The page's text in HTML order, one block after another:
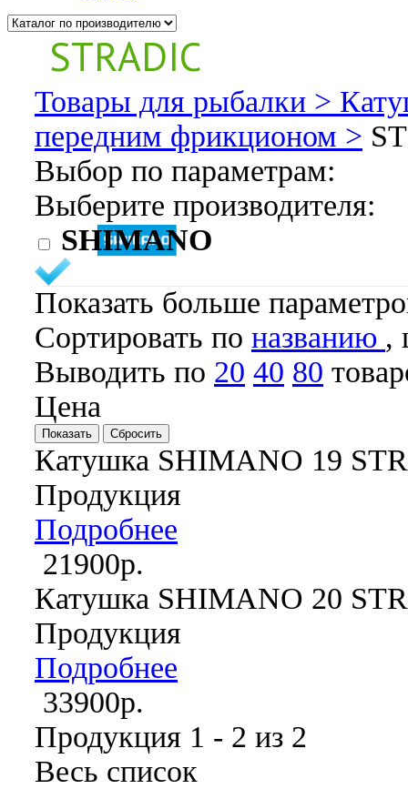
STRADIC
Товары для рыбалки >
передним фрикционом >
Выбор по параметрам:
Выберите производителя:
SHIMANO
Показать больше
Cортировать по названию ,
Выводить по 20 40 80
Цена
Катушка SHIMANO 19
Продукция
Подробнее
21900р.
Катушка SHIMANO 20
Продукция
Подробнее
33900р.
Продукция 1 - 2 из 2
Весь список